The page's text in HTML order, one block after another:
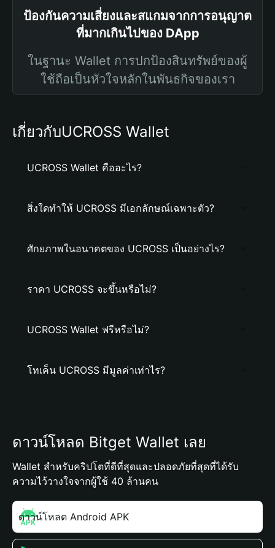
ป้องกันความเสี่ยงและสแกมจากการอนุญาต
ที่มากเกินไปของ DApp
ในฐานะ Wallet การปกป้องสินทรัพย์ของผู้
ใช้ถือเป็นหัวใจหลักในพันธกิจของเรา
เกี่ยวกับUCROSS Wallet
UCROSS Wallet คืออะไร?
สิ่งใดทำให้ UCROSS มีเอกลักษณ์เฉพาะตัว?
ศักยภาพในอนาคตของ UCROSS เป็นอย่างไร?
ราคา UCROSS จะขึ้นหรือไม่?
UCROSS Wallet ฟรีหรือไม่?
โทเค็น UCROSS มีมูลค่าเท่าไร?
ดาวน์โหลด Bitget Wallet เลย
Wallet สำหรับคริปโตที่ดีที่สุดและปลอดภัยที่สุดที่ได้รับ
ความไว้วางใจจากผู้ใช้ 40 ล้านคน
ดาวน์โหลด Android APK